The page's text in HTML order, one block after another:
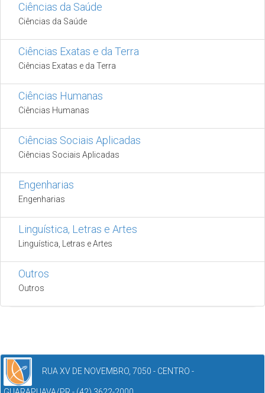
Ciências da Saúde
Ciências da Saúde
Ciências Exatas e da Terra
Ciências Exatas e da Terra
Ciências Humanas
Ciências Humanas
Ciências Sociais Aplicadas
Ciências Sociais Aplicadas
Engenharias
Engenharias
Linguística, Letras e Artes
Linguística, Letras e Artes
Outros
Outros
RUA XV DE NOVEMBRO, 7050 - CENTRO -